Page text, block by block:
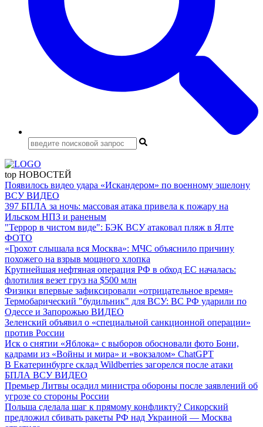
top НОВОСТЕЙ
Появилось видео удара «Искандером» по военному эшелону
ВСУВИДЕО
397 БПЛА за ночь: массовая атака привела к пожару на
Ильском НПЗ и раненым
"Террор в чистом виде": БЭК ВСУ атаковал пляж в Ялте
ФОТО
«Грохот слышала вся Москва»: МЧС объяснило причину
похожего на взрыв мощного хлопка
Крупнейшая нефтяная операция РФ в обход ЕС началась:
флотилия везет груз на $500 млн
Физики впервые зафиксировали «отрицательное время»
Термобарический "будильник" для ВСУ: ВС РФ ударили по
Одессе и Запорожью ВИДЕО
Зеленский объявил о «специальной санкционной операции»
против России
Иск о снятии «Яблока» с выборов обосновали фото Бони,
кадрами из «Войны и мира» и «вокзалом» ChatGPT
В Екатеринбурге склад Wildberries загорелся после атаки
БПЛА ВСУВИДЕО
Премьер Литвы осадил министра обороны после заявлений об
угрозе со стороны России
Польша сделала шаг к прямому конфликту? Сикорский
предложил сбивать ракеты РФ над Украиной — Москва